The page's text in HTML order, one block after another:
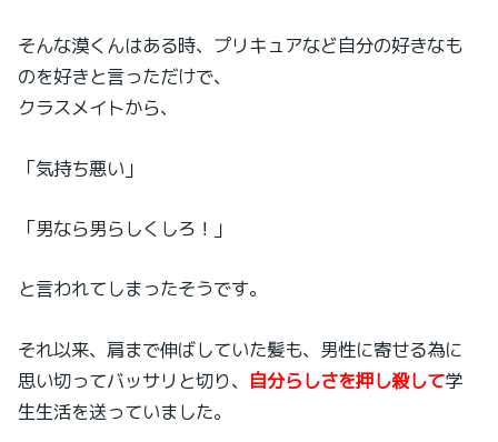
そんな漠くんはある時、プリキュアなど自分の好きなも
のを好きと言っただけで、
クラスメイトから、
「気持ち悪い」
「男なら男らしくしろ！」
と言われてしまったそうです。
それ以来、肩まで伸ばしていた髪も、男性に寄せる為に
思い切ってバッサリと切り、 自分らしさを押し殺して学
生生活を送っていました。